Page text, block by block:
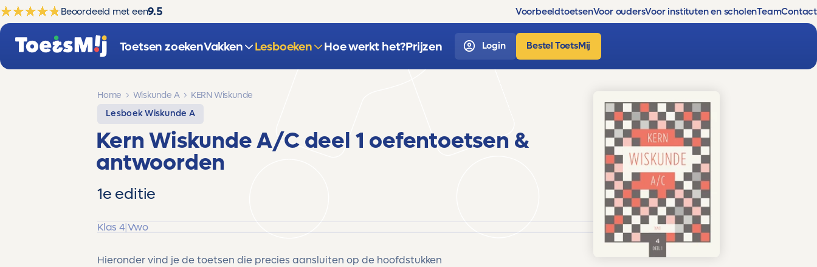
Beoordeeld met een9.5 VoorbeeldtoetsenVoor oudersVoor instituten en scholenTeamContact
Toetsen zoekenVakken Lesboeken Hoe werkt het?Prijzen Login Bestel ToetsMij
Home Wiskunde A
KERN Wiskunde
Lesboek Wiskunde A
Kern Wiskunde A/C deel 1 oefentoetsen &
antwoorden
1e editie
Klas 4|Vwo
Hieronder vind je de toetsen die precies aansluiten op de hoofdstukken